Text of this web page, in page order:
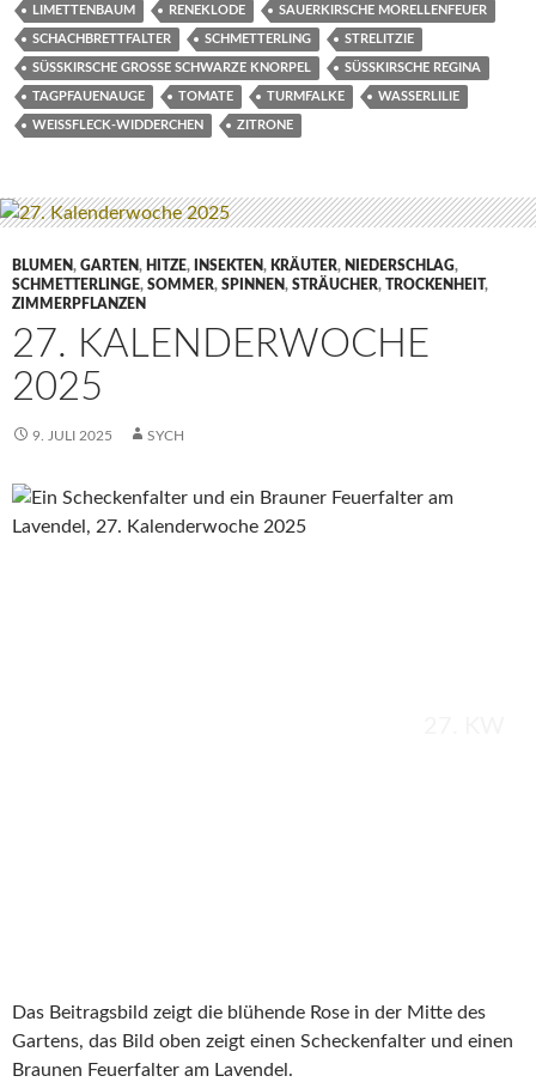
LIMETTENBAUM RENEKLODE SAUERKIRSCHE MORELLENFEUER
SCHACHBRETTFALTER SCHMETTERLING STRELITZIE
SÜSSKIRSCHE GROSSE SCHWARZE KNORPEL SÜSSKIRSCHE REGINA
TAGPFAUENAUGE TOMATE TURMFALKE WASSERLILIE
WEISSFLECK-WIDDERCHEN ZITRONE
BLUMEN, GARTEN, HITZE, INSEKTEN, KRÄUTER, NIEDERSCHLAG,
SCHMETTERLINGE, SOMMER, SPINNEN, STRÄUCHER, TROCKENHEIT,
ZIMMERPFLANZEN
27. KALENDERWOCHE
2025
9. JULI 2025 SYCH
Das Beitragsbild zeigt die blühende Rose in der Mitte des
Gartens, das Bild oben zeigt einen Scheckenfalter und einen
Braunen Feuerfalter am Lavendel.